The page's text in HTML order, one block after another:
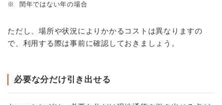
※ 閏年ではない年の場合
ただし、場所や状況によりかかるコストは異なりますの
で、利用する際は事前に確認しておきましょう。
必要な分だけ引き出せる